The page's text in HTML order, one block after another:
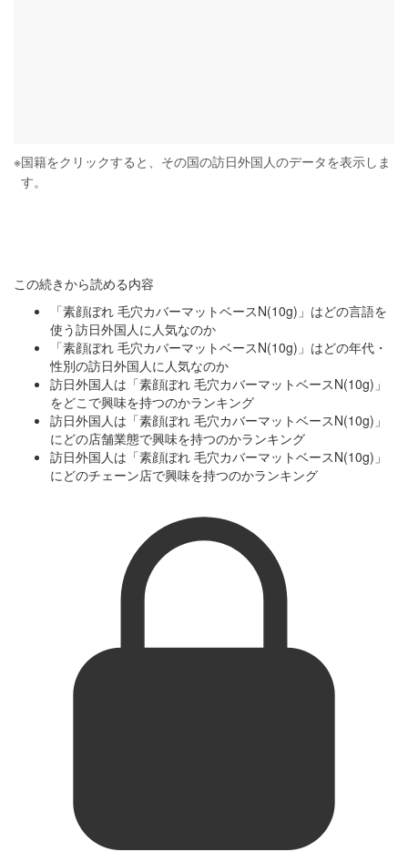
※国籍をクリックすると、その国の訪日外国人のデータを表示しま
す。
この続きから読める内容
「素顔ぼれ 毛穴カバーマットベースN(10g)」はどの言語を
使う訪日外国人に人気なのか
「素顔ぼれ 毛穴カバーマットベースN(10g)」はどの年代・
性別の訪日外国人に人気なのか
訪日外国人は「素顔ぼれ 毛穴カバーマットベースN(10g)」
をどこで興味を持つのかランキング
訪日外国人は「素顔ぼれ 毛穴カバーマットベースN(10g)」
にどの店舗業態で興味を持つのかランキング
訪日外国人は「素顔ぼれ 毛穴カバーマットベースN(10g)」
にどのチェーン店で興味を持つのかランキング